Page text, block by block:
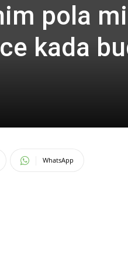
pola
kada
WhatsApp